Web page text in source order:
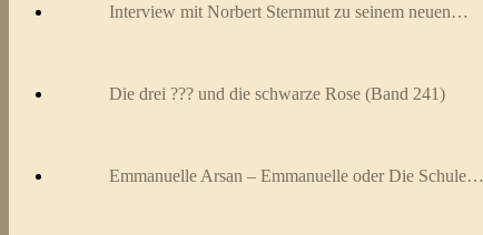
Interview mit Norbert Sternmut zu seinem neuen…
Die drei ??? und die schwarze Rose (Band 241)
Emmanuelle Arsan – Emmanuelle oder Die Schule…